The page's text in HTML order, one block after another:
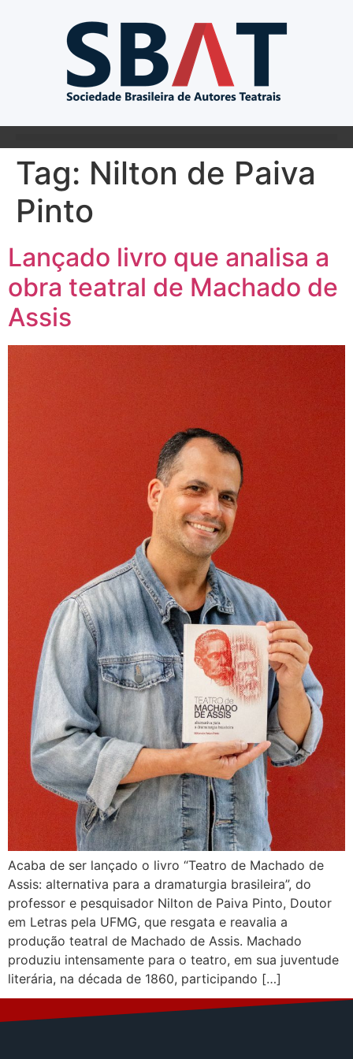
Tag: Nilton de Paiva
Pinto
Lançado livro que analisa a
obra teatral de Machado de
Assis
Acaba de ser lançado o livro “Teatro de Machado de
Assis: alternativa para a dramaturgia brasileira”, do
professor e pesquisador Nilton de Paiva Pinto, Doutor
em Letras pela UFMG, que resgata e reavalia a
produção teatral de Machado de Assis. Machado
produziu intensamente para o teatro, em sua juventude
literária, na década de 1860, participando […]